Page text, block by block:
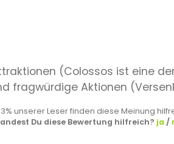
(Colossos ist eine
fragwürdige Aktionen
unserer Leser finden diese Meinung
Du diese Bewertung hilfreich? ja /